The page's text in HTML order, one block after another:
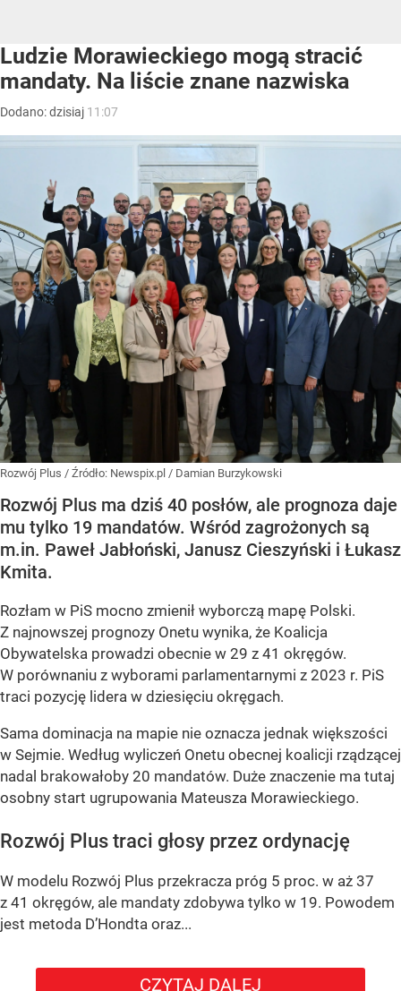
Ludzie Morawieckiego mogą stracić
mandaty. Na liście znane nazwiska
Dodano:dzisiaj 11:07
Rozwój Plus / Źródło: Newspix.pl / Damian Burzykowski
Rozwój Plus ma dziś 40 posłów, ale prognoza daje
mu tylko 19 mandatów. Wśród zagrożonych są
m.in. Paweł Jabłoński, Janusz Cieszyński i Łukasz
Kmita.
Rozłam w PiS mocno zmienił wyborczą mapę Polski.
Z najnowszej prognozy Onetu wynika, że Koalicja
Obywatelska prowadzi obecnie w 29 z 41 okręgów.
W porównaniu z wyborami parlamentarnymi z 2023 r. PiS
traci pozycję lidera w dziesięciu okręgach.
Sama dominacja na mapie nie oznacza jednak większości
w Sejmie. Według wyliczeń Onetu obecnej koalicji rządzącej
nadal brakowałoby 20 mandatów. Duże znaczenie ma tutaj
osobny start ugrupowania Mateusza Morawieckiego.
Rozwój Plus traci głosy przez ordynację
W modelu Rozwój Plus przekracza próg 5 proc. w aż 37
z 41 okręgów, ale mandaty zdobywa tylko w 19. Powodem
jest metoda D’Hondta oraz...
CZYTAJ DALEJ